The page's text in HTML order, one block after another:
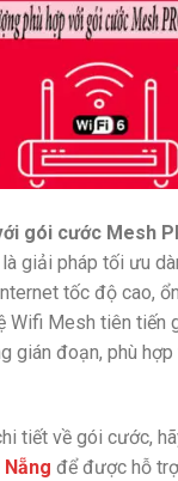
gói cước Mesh
là giải pháp tối ưu
tốc độ cao,
Wifi Mesh tiên tiến
gián đoạn, phù
tiết về gói cước,
để được hỗ